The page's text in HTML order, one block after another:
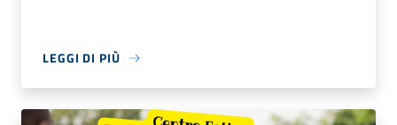
LEGGI DI PIÙ